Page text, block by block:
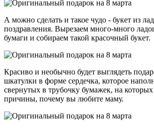
А можно сделать и такое чудо - букет из
поздравления. Вырезаем много-много
бумаги и собираем такой красочный букет.
Красиво и необычно будет выглядеть
шкатулки в форме сердечка, которое
свернутых в трубочку бумажек, на
причины, почему вы любите маму.